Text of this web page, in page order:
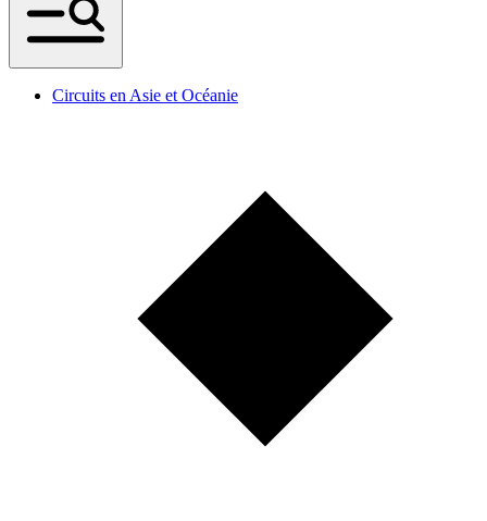
Circuits en Asie et Océanie